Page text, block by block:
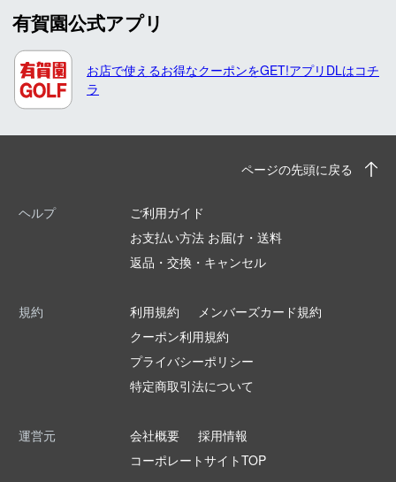
有賀園公式アプリ
お店で使えるお得なクーポンをGET!アプリDLはコチ
ラ
ページの先頭に戻る
ヘルプ
ご利用ガイド
お支払い方法 お届け・送料
返品・交換・キャンセル
規約 利用規約
メンバーズカード規約
クーポン利用規約
プライバシーポリシー
特定商取引法について
運営元 会社概要
採用情報
コーポレートサイトTOP